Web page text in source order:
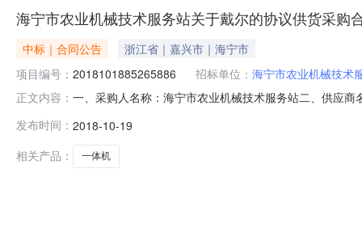
海宁市农业机械技术服务站关于戴尔的协议供货采购
中标｜合同公告
浙江省｜嘉兴市｜海宁市
项目编号： 2018101885265886 招标单位： 海宁市农业机械技术
正文内容： 一、采购人名称：海宁市农业机械技术服务站二、供应
14700.004700.00服务要求或标的基本概况：七、其它
发布时间： 2018-10-19
相关产品：
一体机